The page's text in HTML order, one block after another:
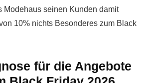
Modehaus seinen Kunden damit
10% nichts Besonderes zum Black
für die Angebote